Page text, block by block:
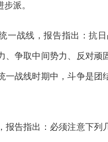
派。
战线，报告指出：抗日
、争取中间势力、反对
一战线时期中，斗争是
告指出：必须注意下列